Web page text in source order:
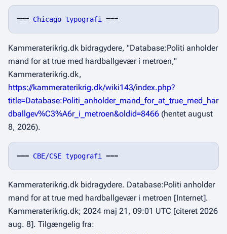
=== Chicago typografi
Kammeraterikrig.dk bidragydere, "Database:Politi anholder
mand for at true med hardballgevær i metroen,"
Kammeraterikrig.dk,
https://kammeraterikrig.dk/wiki143/index.php?
title=Database:Politi_anholder_mand_for_at_true_med_har
dballgev%C3%A6r_i_metroen&oldid=8466 (hentet august
8, 2026).
=== CBE/CSE typografi
Kammeraterikrig.dk bidragydere. Database:Politi anholder
mand for at true med hardballgevær i metroen [Internet].
Kammeraterikrig.dk; 2024 maj 21, 09:01 UTC [citeret 2026
aug. 8]. Tilgængelig fra: